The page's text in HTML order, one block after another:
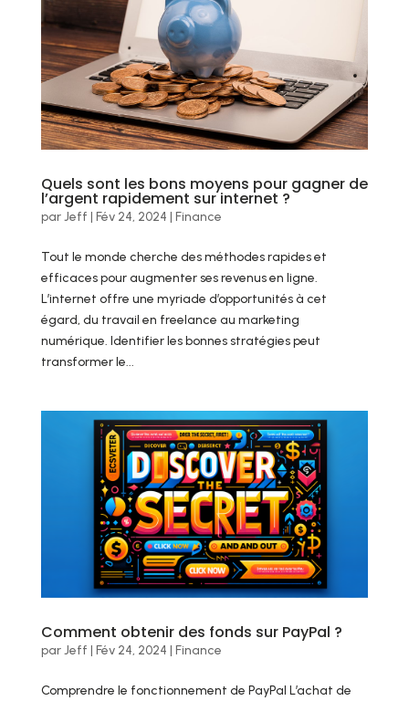
Quels sont les bons moyens pour gagner de
l’argent rapidement sur internet ?
parJeff | Fév 24, 2024 | Finance
Tout le monde cherche des méthodes rapides et
efficaces pour augmenter ses revenus en ligne.
L’internet offre une myriade d’opportunités à cet
égard, du travail en freelance au marketing
numérique. Identifier les bonnes stratégies peut
transformer le...
Comment obtenir des fonds sur PayPal ?
parJeff | Fév 24, 2024 | Finance
Comprendre le fonctionnement de PayPal L’achat de